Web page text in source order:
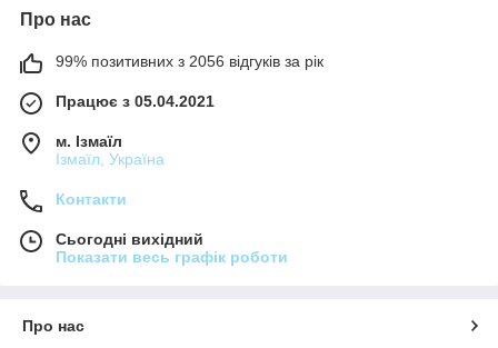
Про нас
99% позитивних з 2056 відгуків за рік
Працює з 05.04.2021
м. Ізмаїл
Ізмаїл, Україна
Контакти
Сьогодні вихідний
Показати весь графік роботи
Про нас